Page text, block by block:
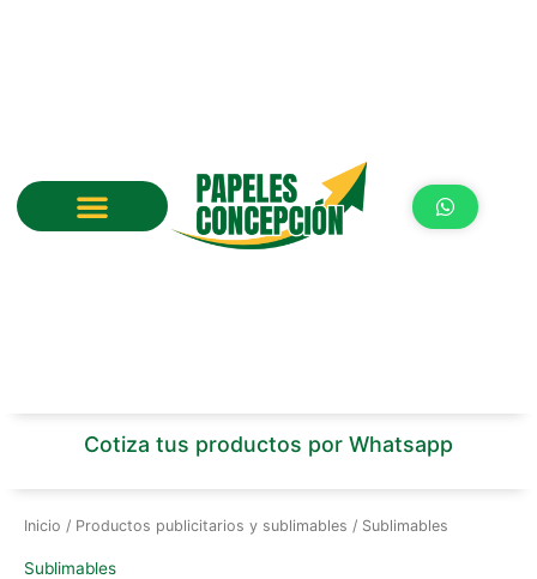
Cotiza tus productos por Whatsapp
Inicio / Productos publicitarios y sublimables / Sublimables
Sublimables